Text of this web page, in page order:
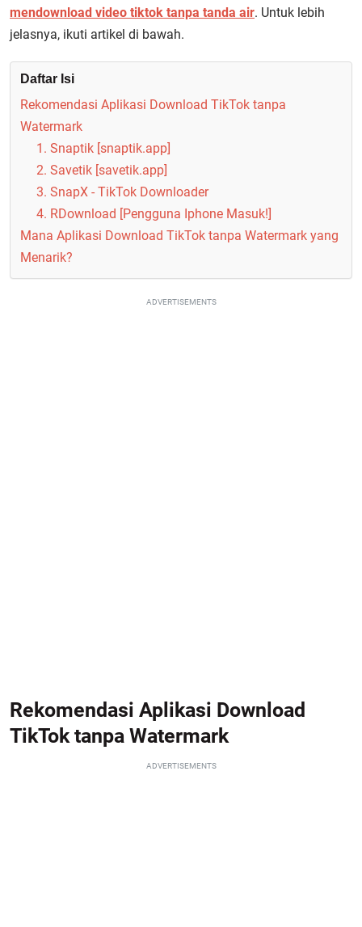
mendownload video tiktok tanpa tanda air. Untuk lebih
jelasnya, ikuti artikel di bawah.
Daftar Isi
Rekomendasi Aplikasi Download TikTok tanpa
Watermark
1. Snaptik [snaptik.app]
2. Savetik [savetik.app]
3. SnapX - TikTok Downloader
4. RDownload [Pengguna Iphone Masuk!]
Mana Aplikasi Download TikTok tanpa Watermark yang
Menarik?
ADVERTISEMENTS
Rekomendasi Aplikasi Download
TikTok tanpa Watermark
ADVERTISEMENTS